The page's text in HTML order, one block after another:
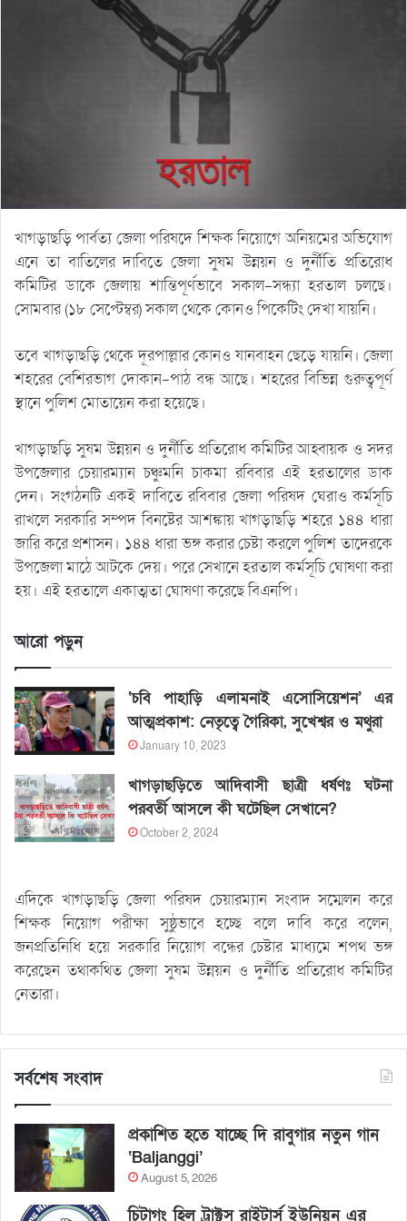
খাগড়াছড়ি পার্বত্য জেলা পরিষদে শিক্ষক নিয়োগে অনিয়মের অভিযোগ
এনে তা বাতিলের দাবিতে জেলা সুষম উন্নয়ন ও দুর্নীতি প্রতিরোধ
কমিটির ডাকে জেলায় শান্তিপূর্ণভাবে সকাল-সন্ধ্যা হরতাল চলছে।
সোমবার (১৮ সেপ্টেম্বর) সকাল থেকে কোনও পিকেটিং দেখা যায়নি।
তবে খাগড়াছড়ি থেকে দূরপাল্লার কোনও যানবাহন ছেড়ে যায়নি। জেলা
শহরের বেশিরভাগ দোকান-পাঠ বন্ধ আছে। শহরের বিভিন্ন গুরুত্বপূর্ণ
স্থানে পুলিশ মোতায়েন করা হয়েছে।
খাগড়াছড়ি সুষম উন্নয়ন ও দুর্নীতি প্রতিরোধ কমিটির আহ্বায়ক ও সদর
উপজেলার চেয়ারম্যান চঞ্চুমনি চাকমা রবিবার এই হরতালের ডাক
দেন। সংগঠনটি একই দাবিতে রবিবার জেলা পরিষদ ঘেরাও কর্মসূচি
রাখলে সরকারি সম্পদ বিনষ্টের আশঙ্কায় খাগড়াছড়ি শহরে ১৪৪ ধারা
জারি করে প্রশাসন। ১৪৪ ধারা ভঙ্গ করার চেষ্টা করলে পুলিশ তাদেরকে
উপজেলা মাঠে আটকে দেয়। পরে সেখানে হরতাল কর্মসূচি ঘোষণা করা
হয়। এই হরতালে একাত্মতা ঘোষণা করেছে বিএনপি।
আরো পড়ুন
‘চবি পাহাড়ি এলামনাই এসোসিয়েশন’ এর
আত্মপ্রকাশ: নেতৃত্বে গৈরিকা, সুখেশ্বর ও মথুরা
January 10, 2023
খাগড়াছড়িতে আদিবাসী ছাত্রী ধর্ষণঃ ঘটনা
পরবর্তী আসলে কী ঘটেছিল সেখানে?
October 2, 2024
এদিকে খাগড়াছড়ি জেলা পরিষদ চেয়ারম্যান সংবাদ সম্মেলন করে
শিক্ষক নিয়োগ পরীক্ষা সুষ্ঠুভাবে হচ্ছে বলে দাবি করে বলেন,
জনপ্রতিনিধি হয়ে সরকারি নিয়োগ বন্ধের চেষ্টার মাধ্যমে শপথ ভঙ্গ
করেছেন তথাকথিত জেলা সুষম উন্নয়ন ও দুর্নীতি প্রতিরোধ কমিটির
নেতারা।
সর্বশেষ সংবাদ
প্রকাশিত হতে যাচ্ছে দি রাবুগার নতুন গান
‘Baljanggi’
August 5, 2026
চিটাগং হিল ট্রাক্টস রাইটার্স ইউনিয়ন এর